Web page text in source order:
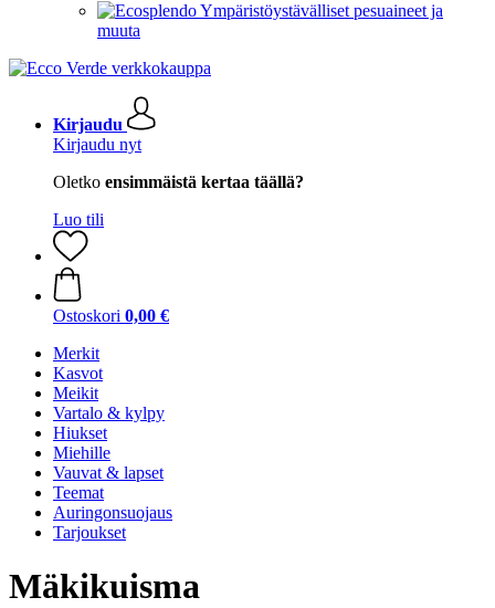
Ympäristöystävälliset pesuaineet ja
muuta
Kirjaudu
Kirjaudu nyt
Oletko ensimmäistä kertaa täällä?
Luo tili
Ostoskori 0,00 €
Merkit
Kasvot
Meikit
Vartalo & kylpy
Hiukset
Miehille
Vauvat & lapset
Teemat
Auringonsuojaus
Tarjoukset
Mäkikuisma